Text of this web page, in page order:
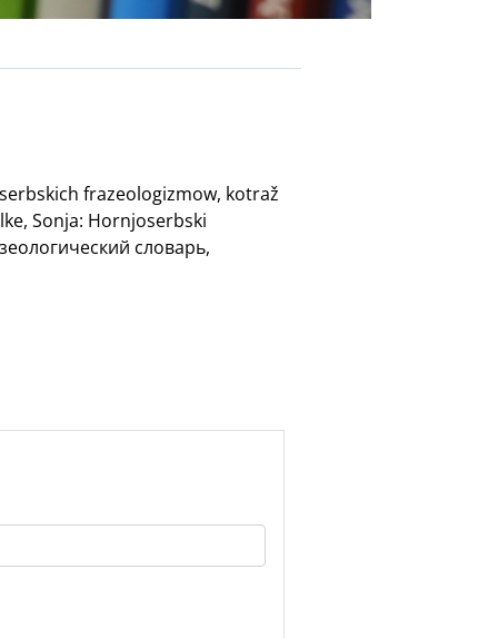
frazeologizmow, kotraž
Sonja: Hornjoserbski
словарь,